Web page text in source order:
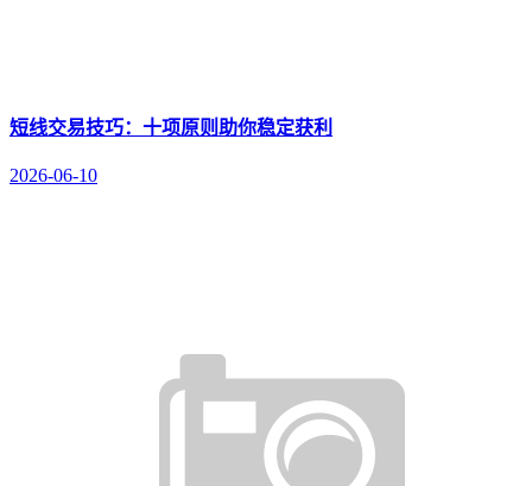
短线交易技巧：十项原则助你稳定获利
2026-06-10